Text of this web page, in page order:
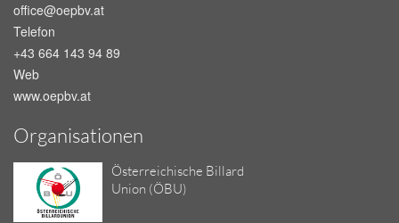
office@oepbv.at
Telefon
+43 664 143 94 89
Web
www.oepbv.at
Organisationen
Österreichische Billard
Union (ÖBU)